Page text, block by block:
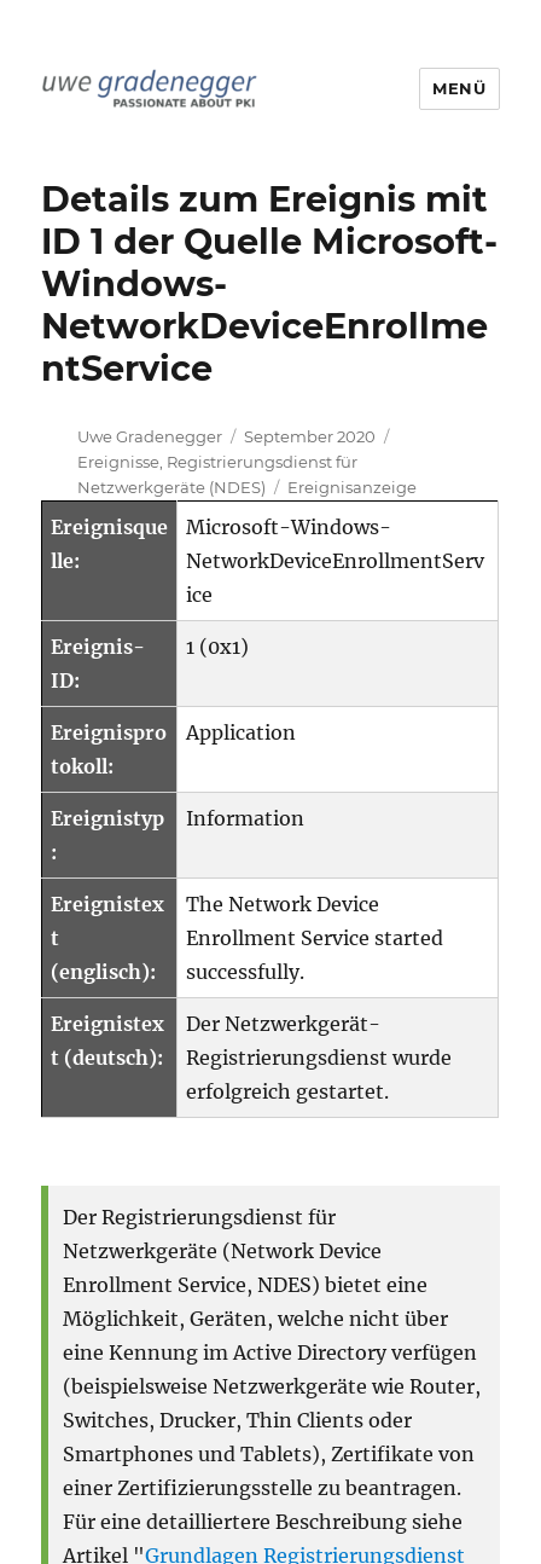
MENÜ
Details zum Ereignis mit
ID 1 der Quelle Microsoft-
Windows-
NetworkDeviceEnrollme
ntService
Autor
Uwe Gradenegger
Veröffentlicht
am
September 2020
Ereignisse, Registrierungsdienst für
Netzwerkgeräte (NDES)
Schlagwörter
Ereignisanzeige
Ereignisque
lle:
Microsoft-Windows-
NetworkDeviceEnrollmentServ
ice
Ereignis-
ID:
1 (0x1)
Ereignispro
tokoll:
Application
Ereignistyp
:
Information
Ereignistex
t
(englisch):
The Network Device
Enrollment Service started
successfully.
Ereignistex
t (deutsch):
Der Netzwerkgerät-
Registrierungsdienst wurde
erfolgreich gestartet.
Der Registrierungsdienst für
Netzwerkgeräte (Network Device
Enrollment Service, NDES) bietet eine
Möglichkeit, Geräten, welche nicht über
eine Kennung im Active Directory verfügen
(beispielsweise Netzwerkgeräte wie Router,
Switches, Drucker, Thin Clients oder
Smartphones und Tablets), Zertifikate von
einer Zertifizierungsstelle zu beantragen.
Für eine detailliertere Beschreibung siehe
Artikel "Grundlagen Registrierungsdienst